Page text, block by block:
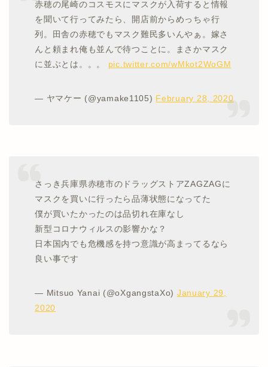
赤穂の尾崎のコスモスにマスクが入荷すると情報
を聞いて行ってみたら、開店前からめっちゃ行
列。田舎の赤穂でもマスク難民多いんやぁ。嫁さ
んと頼まれ俺も並んで待つことに。まさかマスク
に並ぶとは。。。 pic.twitter.com/wMkot2WoGM
— ヤマケー (@yamake1105) February 28, 2020
さっき兵庫県赤穂市のドラッグストアZAGZAGに
マスクを買いに行ったら品薄状態になってた
僕が買いたかったのは品切れ在庫なし
新型コロナウィルスの影響かな？
日本国内でも危機感を持つ意識が高まってるなら
良い事です
— Mitsuo Yanai (@oXgangstaXo) January 29,
2020